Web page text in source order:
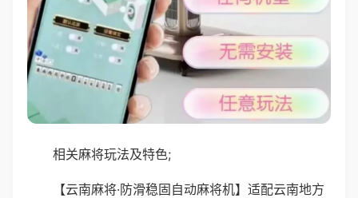
相关麻将玩法及特色;
【云南麻将·防滑稳固自动麻将机】适配云南地方